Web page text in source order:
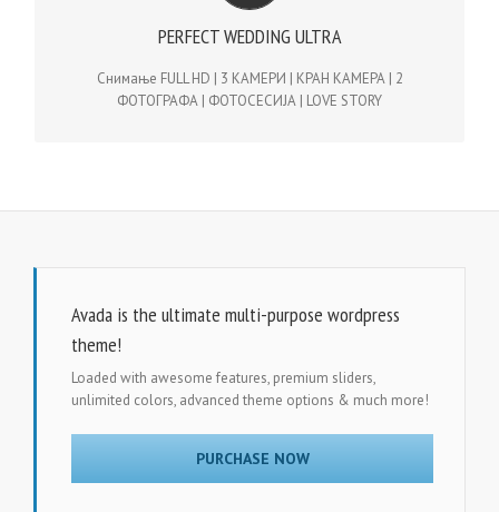
PERFECT WEDDING ULTRA
Снимање FULL HD | 3 КАМЕРИ | КРАН КАМЕРА | 2
ФОТОГРАФА | ФОТОСЕСИЈА | LOVE STORY
ФОТОГРАФА | ФОТОСЕСИЈА | LOVE STORY – steadicam, dolly,
dron, flycam, tripod, slider… СНИМАЊЕ 2 ДЕНА
Avada is the ultimate multi-purpose wordpress
theme!
Loaded with awesome features, premium sliders,
unlimited colors, advanced theme options & much more!
PURCHASE NOW